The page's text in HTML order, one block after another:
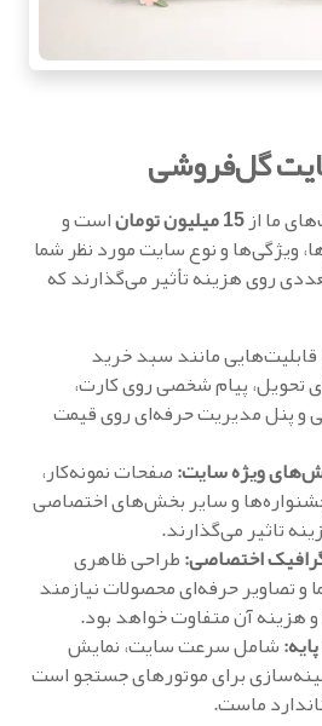
گل‌فروشی
ما از15 میلیون تومان است و
ویژگی‌ها و نوع سایت مورد نظر شما
روی هزینه تأثیر می‌گذارند که
قابلیت‌هایی مانند سبد خرید
تحویل، پیام شخصی روی کارت،
و پنل مدیریت حرفه‌ای روی قیمت
ویژه سایت:صفحات نمونه‌کار،
و سایر بخش‌های اختصاصی
تاثیر می‌گذارند.
اختصاصی:طراحی ظاهری
و تصاویر حرفه‌ای محصولات نیازمند
هزینه آن متفاوت خواهد بود.
شامل سرعت سایت، نمایش
برای موتورهای جستجو است
ماست.